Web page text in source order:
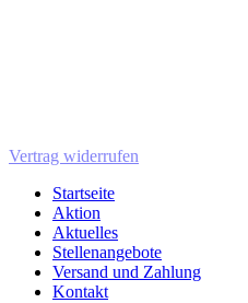
Vertrag widerrufen
Startseite
Aktion
Aktuelles
Stellenangebote
Versand und Zahlung
Kontakt